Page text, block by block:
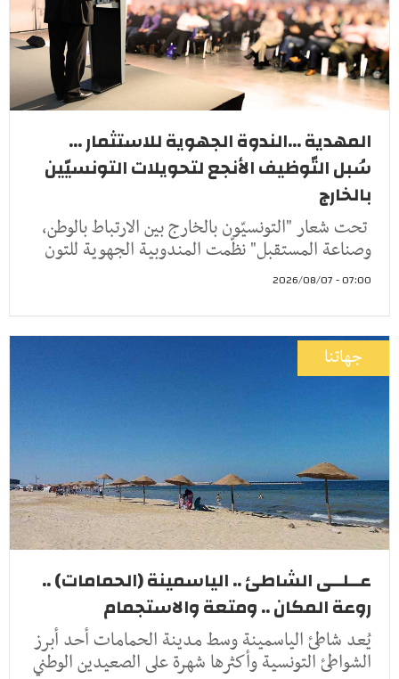
المهدية ...الندوة الجهوية للاستثمار ...
سُبل التّوظيف الأنجع لتحويلات التونسيّين
بالخارج
تحت شعار "التونسيّون بالخارج بين الارتباط بالوطن،
وصناعة المستقبل" نظّمت المندوبية الجهوية للتون
07:00 - 2026/08/07
جهاتنا
عــلــى الشاطئ .. الياسمينة (الحمامات) ..
روعة المكان .. ومتعة والاستجمام
يُعد شاطئ الياسمينة وسط مدينة الحمامات أحد أبرز
الشواطئ التونسية وأكثرها شهرة على الصعيدين الوطني